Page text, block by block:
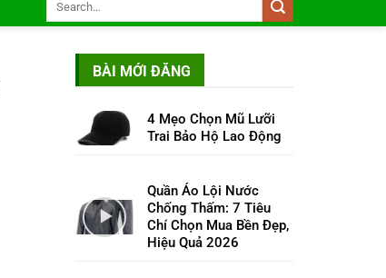
BÀI MỚI ĐĂNG
4 Mẹo Chọn Mũ Lưỡi
Trai Bảo Hộ Lao Động
Quần Áo Lội Nước
Chống Thấm: 7 Tiêu
Chí Chọn Mua Bền Đẹp,
Hiệu Quả 2026